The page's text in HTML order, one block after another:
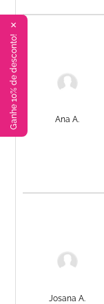
Ganhe 10% de desconto!
✕
Ana A.
Josana A.